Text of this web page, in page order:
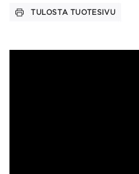
TULOSTA TUOTESIVU